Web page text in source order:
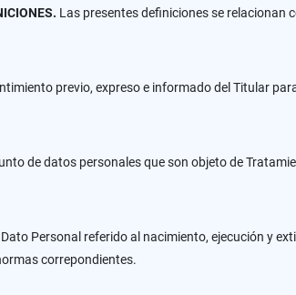
Las presentes definiciones se relacionan
previo, expreso e informado del Titular
de datos personales que son objeto de
Personal referido al nacimiento, ejecución y
correpondientes.